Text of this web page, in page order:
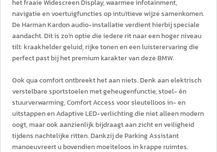
het fraaie Widescreen Display, waarmee infotainment,
navigatie en voertuigfuncties op intuïtieve wijze samenkomen.
De Harman Kardon audio-installatie verdient hierbij speciale
aandacht. Dit is zo’n optie die iedere rit naar een hoger niveau
tilt: kraakhelder geluid, rijke tonen en een luisterervaring die
perfect past bij het premium karakter van deze BMW.
Ook qua comfort ontbreekt het aan niets. Denk aan elektrisch
verstelbare sportstoelen met geheugenfunctie, stoel- én
stuurverwarming, Comfort Access voor sleutelloos in- en
uitstappen en Adaptive LED-verlichting die niet alleen modern
oogt, maar ook aanzienlijk bijdraagt aan zicht en veiligheid
tijdens nachtelijke ritten. Dankzij de Parking Assistant
manoeuvreert u bovendien moeiteloos in krappe ruimtes.